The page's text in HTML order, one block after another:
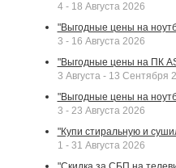
4 - 18 Августа 2026
"Выгодные цены на
3 - 16 Августа 2026
"Выгодные цены на ПК
3 Августа - 13 Сентября
"Выгодные цены на
3 - 23 Августа 2026
"Купи стиральную и
1 - 31 Августа 2026